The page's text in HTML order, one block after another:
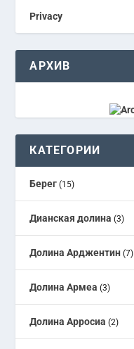
Privacy
АРХИВ
КАТЕГОРИИ
Берег (15)
Дианская долина (3)
Долина Арджентин (7)
Долина Армеа (3)
Долина Арросиа (2)